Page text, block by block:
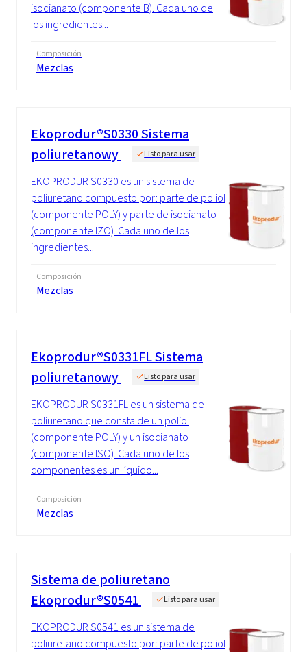
isocianato (componente B). Cada uno de
los ingredientes...
Composición
Mezclas
Ekoprodur®S0330 Sistema
poliuretanowy
Listo para usar
EKOPRODUR S0330 es un sistema de
poliuretano compuesto por: parte de poliol
(componente POLY) y parte de isocianato
(componente IZO). Cada uno de los
ingredientes...
Composición
Mezclas
Ekoprodur®S0331FL Sistema
poliuretanowy
Listo para usar
EKOPRODUR S0331FL es un sistema de
poliuretano que consta de un poliol
(componente POLY) y un isocianato
(componente ISO). Cada uno de los
componentes es un líquido...
Composición
Mezclas
Sistema de poliuretano
Ekoprodur®S0541
Listo para usar
EKOPRODUR S0541 es un sistema de
poliuretano compuesto por: parte de poliol